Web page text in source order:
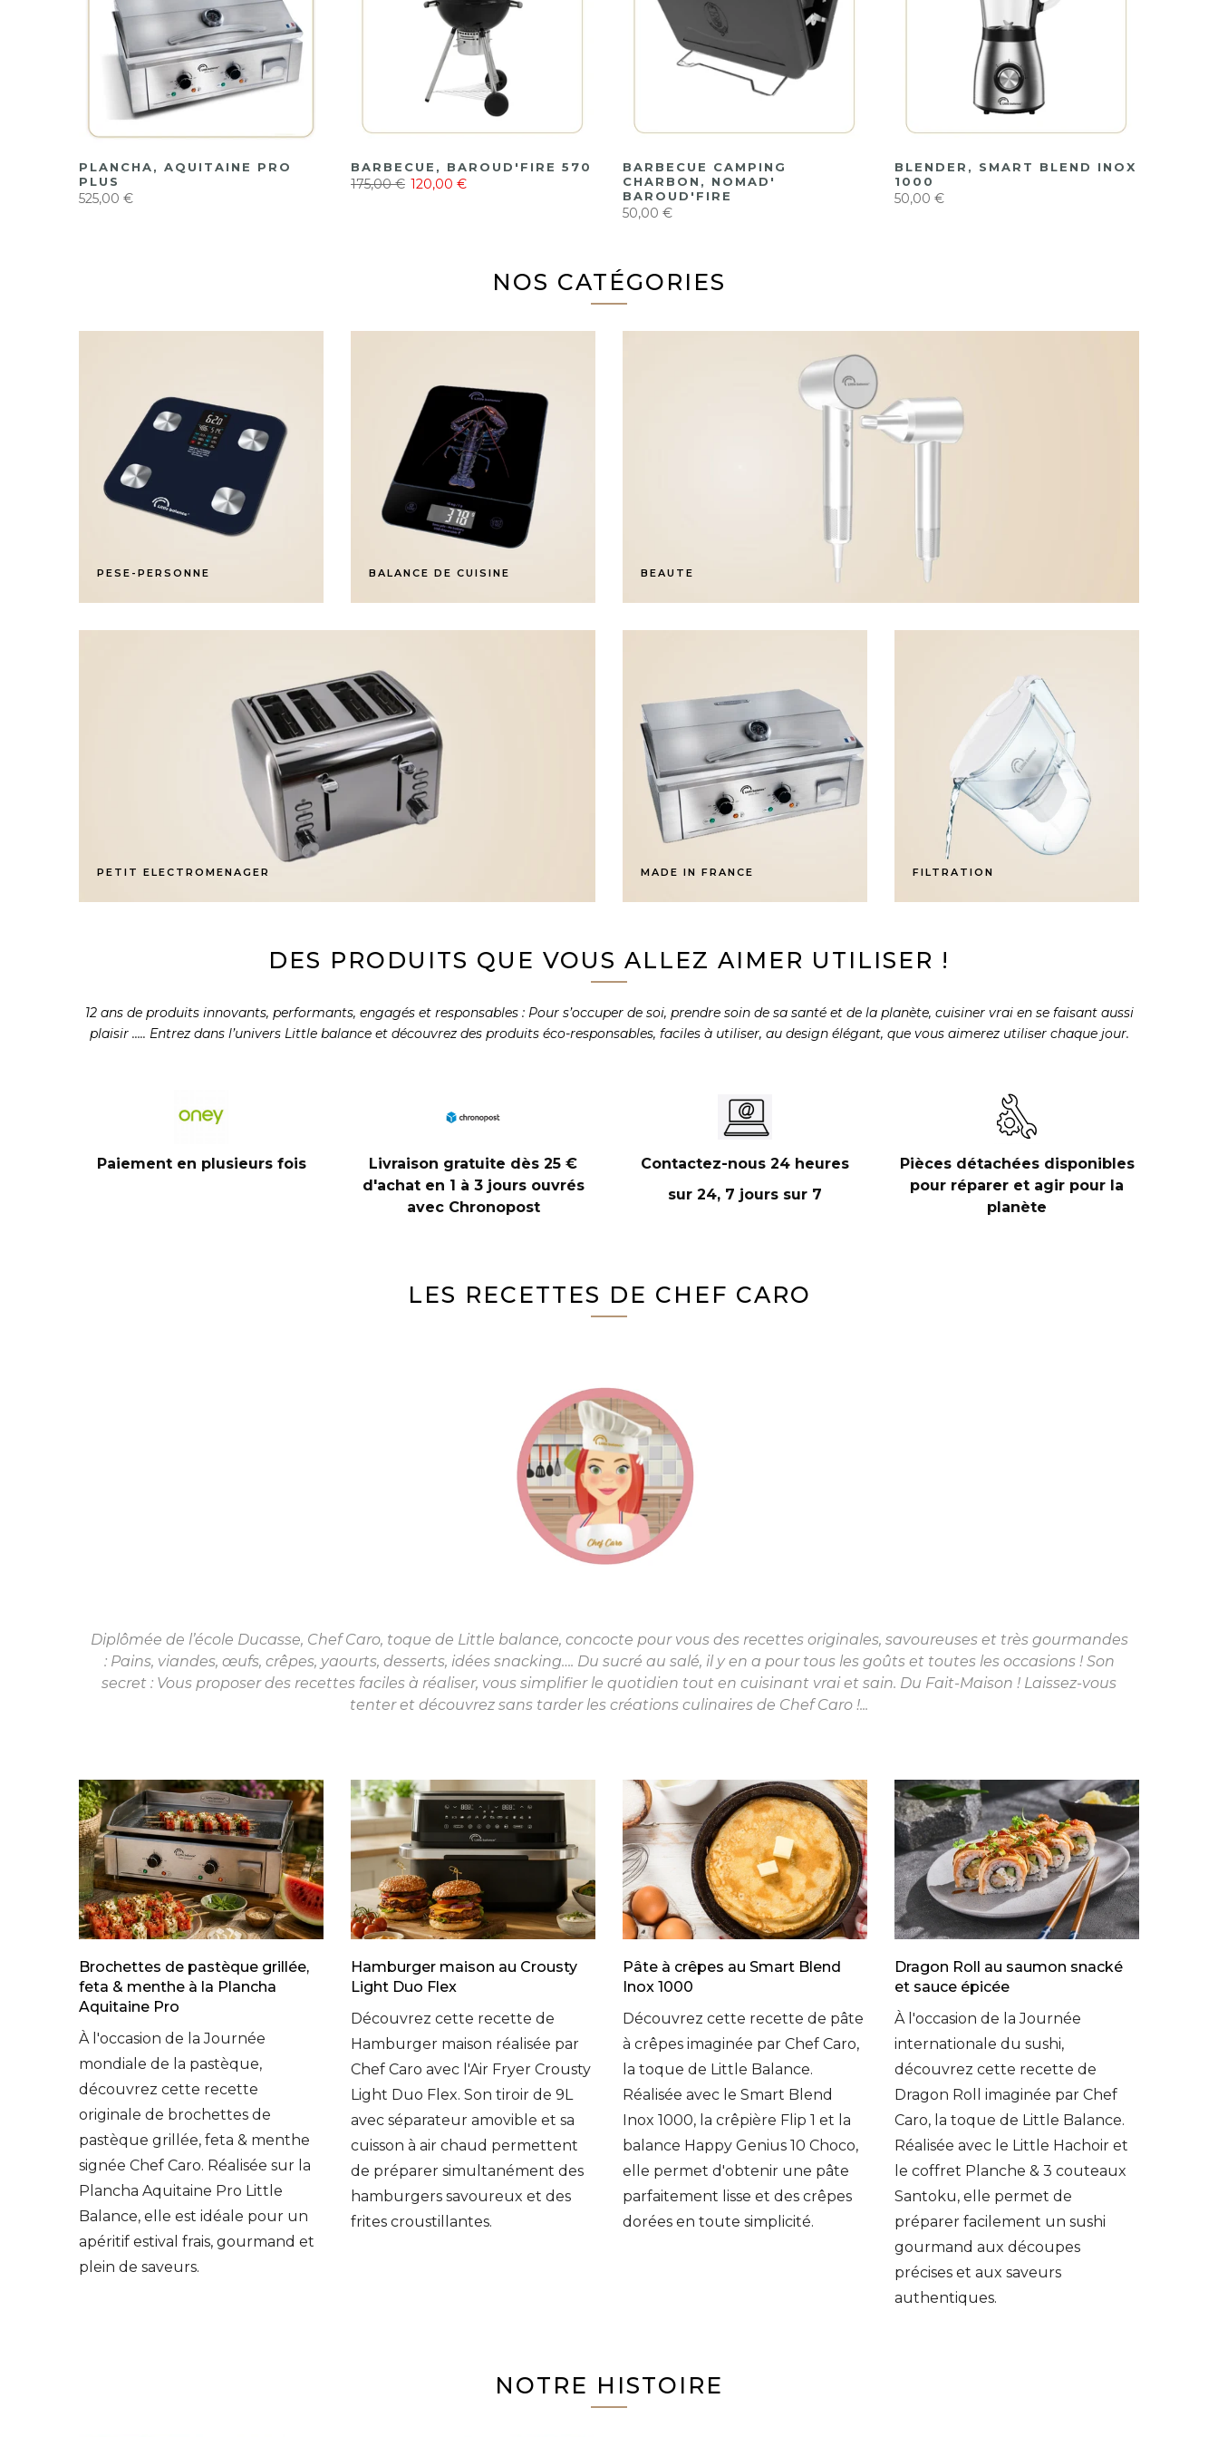
PLANCHA, AQUITAINE PRO
PLUS
525,00 €
BARBECUE, BAROUD'FIRE 570
175,00 € 120,00 €
BARBECUE CAMPING
CHARBON, NOMAD'
BAROUD'FIRE
50,00 €
BLENDER, SMART BLEND INOX
1000
50,00 €
NOS CATÉGORIES
PESE-PERSONNE BALANCE DE CUISINE
PETIT ELECTROMENAGER
BEAUTE
MADE IN FRANCE FILTRATION
DES PRODUITS QUE VOUS ALLEZ AIMER UTILISER !
12 ans de produits innovants, performants, engagés et responsables : Pour s’occuper de soi, prendre soin de sa santé et de la planète, cuisiner vrai en se faisant aussi
plaisir ….. Entrez dans l’univers Little balance et découvrez des produits éco-responsables, faciles à utiliser, au design élégant, que vous aimerez utiliser chaque jour.
Paiement en plusieurs fois
Livraison gratuite dès 25 €
d'achat en 1 à 3 jours ouvrés
avec Chronopost
Contactez-nous 24 heures
sur 24, 7 jours sur 7
Pièces détachées disponibles
pour réparer et agir pour la
planète
LES RECETTES DE CHEF CARO
Diplômée de l’école Ducasse, Chef Caro, toque de Little balance, concocte pour vous des recettes originales, savoureuses et très gourmandes
: Pains, viandes, œufs, crêpes, yaourts, desserts, idées snacking…. Du sucré au salé, il y en a pour tous les goûts et toutes les occasions ! Son
secret : Vous proposer des recettes faciles à réaliser, vous simplifier le quotidien tout en cuisinant vrai et sain. Du Fait-Maison ! Laissez-vous
tenter et découvrez sans tarder les créations culinaires de Chef Caro !...
Brochettes de pastèque grillée,
feta & menthe à la Plancha
Aquitaine Pro
À l'occasion de la Journée
mondiale de la pastèque,
découvrez cette recette
originale de brochettes de
pastèque grillée, feta & menthe
signée Chef Caro. Réalisée sur la
Plancha Aquitaine Pro Little
Balance, elle est idéale pour un
apéritif estival frais, gourmand et
plein de saveurs.
Hamburger maison au Crousty
Light Duo Flex
Découvrez cette recette de
Hamburger maison réalisée par
Chef Caro avec l'Air Fryer Crousty
Light Duo Flex. Son tiroir de 9L
avec séparateur amovible et sa
cuisson à air chaud permettent
de préparer simultanément des
hamburgers savoureux et des
frites croustillantes.
Pâte à crêpes au Smart Blend
Inox 1000
Découvrez cette recette de pâte
à crêpes imaginée par Chef Caro,
la toque de Little Balance.
Réalisée avec le Smart Blend
Inox 1000, la crêpière Flip 1 et la
balance Happy Genius 10 Choco,
elle permet d'obtenir une pâte
parfaitement lisse et des crêpes
dorées en toute simplicité.
Dragon Roll au saumon snacké
et sauce épicée
À l'occasion de la Journée
internationale du sushi,
découvrez cette recette de
Dragon Roll imaginée par Chef
Caro, la toque de Little Balance.
Réalisée avec le Little Hachoir et
le coffret Planche & 3 couteaux
Santoku, elle permet de
préparer facilement un sushi
gourmand aux découpes
précises et aux saveurs
authentiques.
NOTRE HISTOIRE